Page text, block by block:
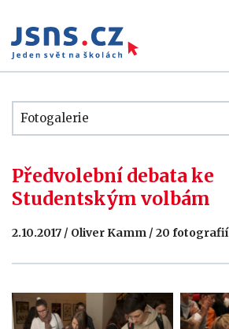
Fotogalerie
Předvolební debata ke
Studentským volbám
2.10.2017 / Oliver Kamm / 20 fotografií